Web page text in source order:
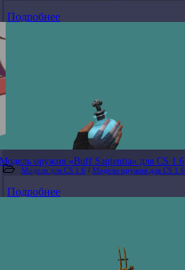
Подробнее
Модель оружия «Buff Sapientia» для CS 1.6
Модели для CS 1.6 / Модели оружия для CS 1.6
Подробнее